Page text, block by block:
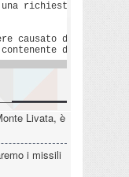
Livata, è
i missili